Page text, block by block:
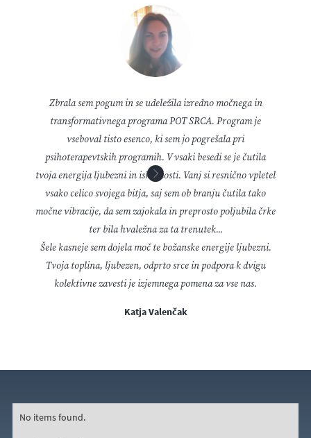
Zbrala sem pogum in se udeležila izredno močnega in
transformativnega programa POT SRCA. Program je
vseboval tisto esenco, ki sem jo pogrešala pri
psihoterapevtskih programih. V vsaki besedi se je čutila
tvoja energija ljubezni in iskrenosti. Vanj si resnično vpletel
vsako celico svojega bitja, saj sem ob branju čutila tako
močne vibracije, da sem zajokala in preprosto poljubila črke
ter bila hvaležna za ta trenutek...
Šele kasneje sem dojela moč te božanske energije ljubezni.
Tvoja toplina, ljubezen, odprto srce in podpora k dvigu
kolektivne zavesti je izjemnega pomena za vse nas.
Katja Valenčak
No items found.